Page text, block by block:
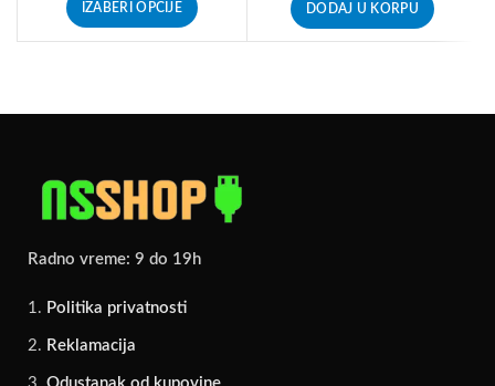
IZABERI OPCIJE DODAJ U KORPU
Radno vreme: 9 do 19h
Politika privatnosti
Reklamacija